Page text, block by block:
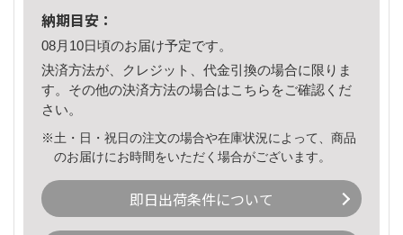
納期目安：
08月10日頃のお届け予定です。
決済方法が、クレジット、代金引換の場合に限りま
す。その他の決済方法の場合はこちら をご確認くだ
さい。
※土・日・祝日の注文の場合や在庫状況によって、商品
のお届けにお時間をいただく場合がございます。
即日出荷条件について